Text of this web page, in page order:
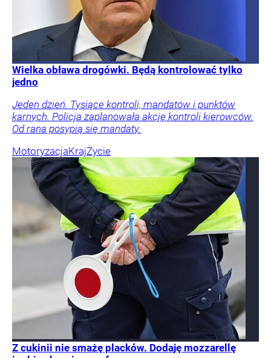
Wielka obława drogówki. Będą kontrolować tylko
jedno
Jeden dzień. Tysiące kontroli, mandatów i punktów
karnych. Policja zaplanowała akcję kontroli kierowców.
Od rana posypią się mandaty.
MotoryzacjaKrajŻycie
Z cukinii nie smażę placków. Dodaję mozzarellę